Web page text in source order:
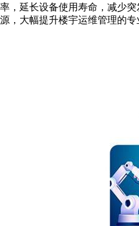
率，延长设备使用寿命，减少
源，大幅提升楼宇运维管理的专